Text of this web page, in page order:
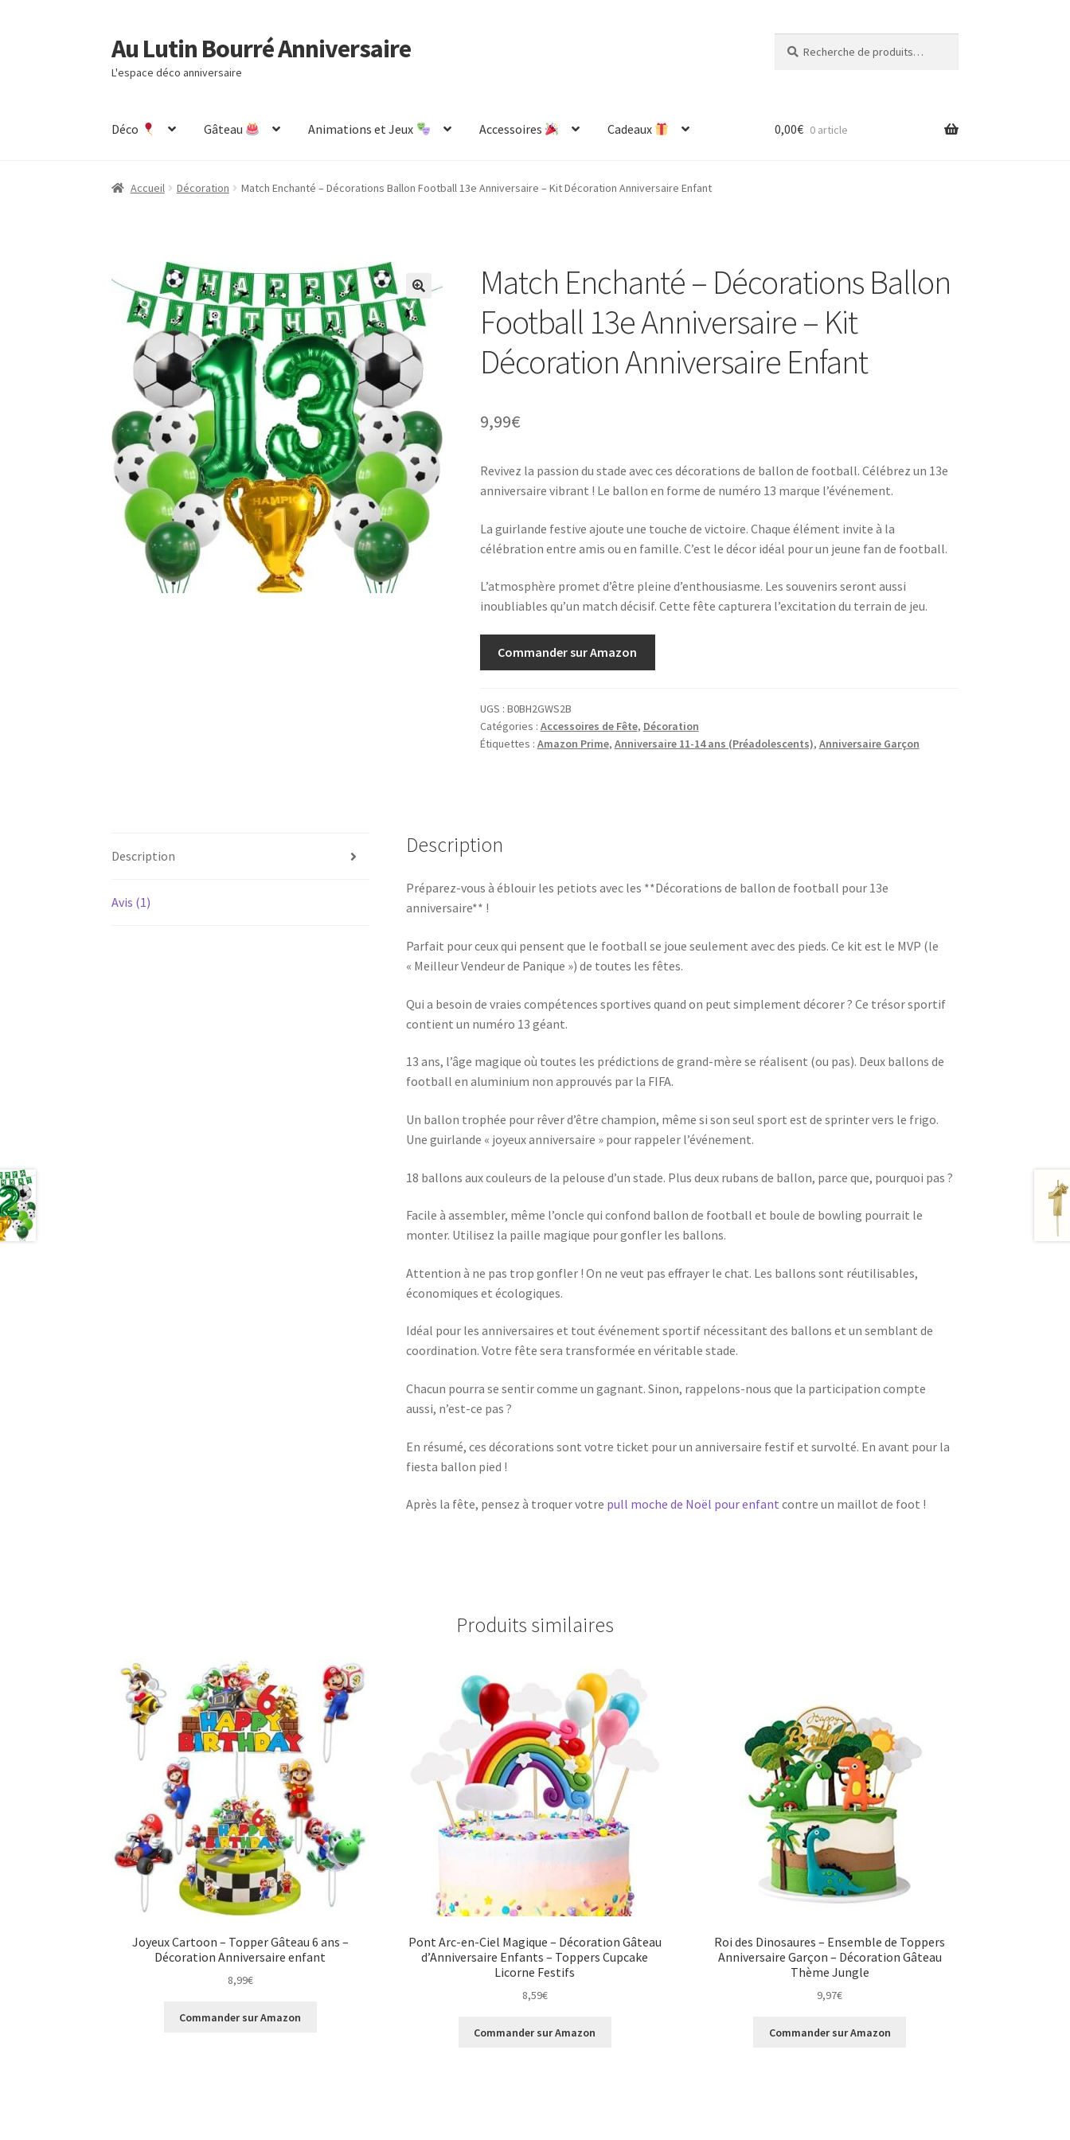
Aller
à
la
Aller
au
contenu
Au Lutin Bourré Anniversaire
L'espace déco anniversaire
pour :
Déco Gâteau Animations et Jeux Accessoires Cadeaux
Accueil Astuces et Conseils Boutique Commande Mon compte Page d’exemple Panier
0,00€ 0 article
Accueil Décoration Match Enchanté – Décorations Ballon Football 13e Anniversaire – Kit Décoration Anniversaire Enfant
Match Enchanté – Décorations Ballon
Football 13e Anniversaire – Kit
Décoration Anniversaire Enfant
9,99€
Revivez la passion du stade avec ces décorations de ballon de football. Célébrez un 13e
anniversaire vibrant ! Le ballon en forme de numéro 13 marque l’événement.
La guirlande festive ajoute une touche de victoire. Chaque élément invite à la
célébration entre amis ou en famille. C’est le décor idéal pour un jeune fan de football.
L’atmosphère promet d’être pleine d’enthousiasme. Les souvenirs seront aussi
inoubliables qu’un match décisif. Cette fête capturera l’excitation du terrain de jeu.
Commander sur Amazon
UGS : B0BH2GWS2B
Catégories : Accessoires de Fête, Décoration
Étiquettes : Amazon Prime, Anniversaire 11-14 ans (Préadolescents), Anniversaire Garçon
Description
Avis (1)
Description
Préparez-vous à éblouir les petiots avec les **Décorations de ballon de football pour 13e
anniversaire** !
Parfait pour ceux qui pensent que le football se joue seulement avec des pieds. Ce kit est le MVP (le
« Meilleur Vendeur de Panique ») de toutes les fêtes.
Qui a besoin de vraies compétences sportives quand on peut simplement décorer ? Ce trésor sportif
contient un numéro 13 géant.
13 ans, l’âge magique où toutes les prédictions de grand-mère se réalisent (ou pas). Deux ballons de
football en aluminium non approuvés par la FIFA.
Un ballon trophée pour rêver d’être champion, même si son seul sport est de sprinter vers le frigo.
Une guirlande « joyeux anniversaire » pour rappeler l’événement.
18 ballons aux couleurs de la pelouse d’un stade. Plus deux rubans de ballon, parce que, pourquoi pas ?
Facile à assembler, même l’oncle qui confond ballon de football et boule de bowling pourrait le
monter. Utilisez la paille magique pour gonfler les ballons.
Attention à ne pas trop gonfler ! On ne veut pas effrayer le chat. Les ballons sont réutilisables,
économiques et écologiques.
Idéal pour les anniversaires et tout événement sportif nécessitant des ballons et un semblant de
coordination. Votre fête sera transformée en véritable stade.
Chacun pourra se sentir comme un gagnant. Sinon, rappelons-nous que la participation compte
aussi, n’est-ce pas ?
En résumé, ces décorations sont votre ticket pour un anniversaire festif et survolté. En avant pour la
fiesta ballon pied !
Après la fête, pensez à troquer votre pull moche de Noël pour enfant contre un maillot de foot !
Produits similaires
Joyeux Cartoon – Topper Gâteau 6 ans –
Décoration Anniversaire enfant
8,99€
Commander sur Amazon
Pont Arc-en-Ciel Magique – Décoration Gâteau
d’Anniversaire Enfants – Toppers Cupcake
Licorne Festifs
8,59€
Commander sur Amazon
Roi des Dinosaures – Ensemble de Toppers
Anniversaire Garçon – Décoration Gâteau
Thème Jungle
9,97€
Commander sur Amazon